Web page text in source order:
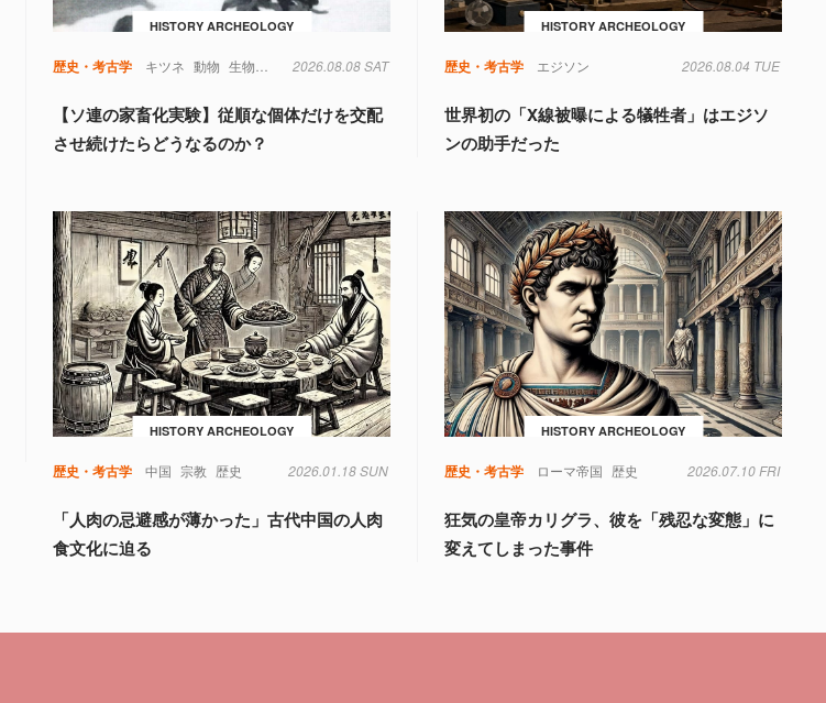
HISTORY ARCHEOLOGY
歴史・考古学 キツネ 動物 生物学 遺伝子
2026.08.08 SAT
【ソ連の家畜化実験】従順な個体だけを交配
させ続けたらどうなるのか？
HISTORY ARCHEOLOGY
歴史・考古学 エジソン 2026.08.04 TUE
世界初の「X線被曝による犠牲者」はエジソ
ンの助手だった
HISTORY ARCHEOLOGY
歴史・考古学 中国 宗教 歴史 2026.01.18 SUN
「人肉の忌避感が薄かった」古代中国の人肉
食文化に迫る
HISTORY ARCHEOLOGY
歴史・考古学 ローマ帝国 歴史 2026.07.10 FRI
狂気の皇帝カリグラ、彼を「残忍な変態」に
変えてしまった事件